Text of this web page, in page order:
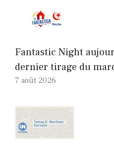
Fantastic Night
dernier tirage du
7 août 2026